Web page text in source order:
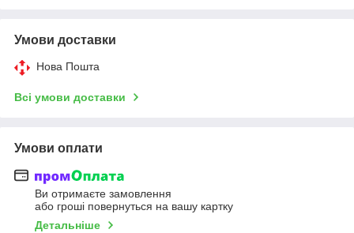
Умови доставки
Нова Пошта
Всі умови доставки
Умови оплати
Ви отримаєте замовлення
або гроші повернуться на вашу картку
Детальніше